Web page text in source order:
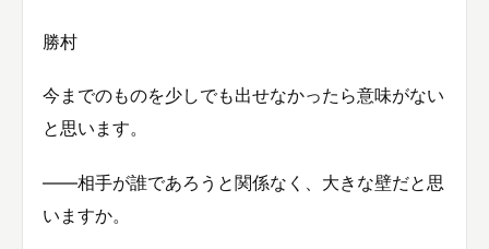
勝村
今までのものを少しでも出せなかったら意味がない
と思います。
——相手が誰であろうと関係なく、大きな壁だと思
いますか。